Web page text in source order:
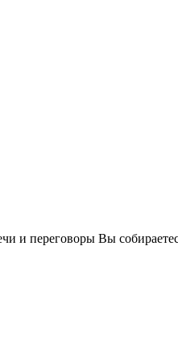
и переговоры Вы